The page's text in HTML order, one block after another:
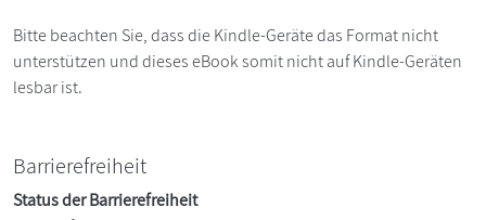
Bitte beachten Sie, dass die Kindle-Geräte das Format nicht
unterstützen und dieses eBook somit nicht auf Kindle-Geräten
lesbar ist.
Barrierefreiheit
Status der Barrierefreiheit